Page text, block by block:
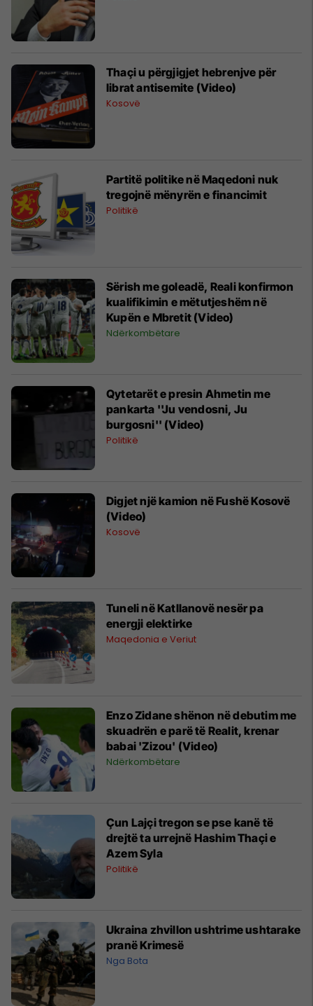
Thaçi u përgjigjet hebrenjve për
librat antisemite (Video)
Kosovë
Partitë politike në Maqedoni nuk
tregojnë mënyrën e financimit
Politikë
Sërish me goleadë, Reali konfirmon
kualifikimin e mëtutjeshëm në
Kupën e Mbretit (Video)
Ndërkombëtare
Qytetarët e presin Ahmetin me
pankarta ''Ju vendosni, Ju
burgosni'' (Video)
Politikë
Digjet një kamion në Fushë Kosovë
(Video)
Kosovë
Tuneli në Katllanovë nesër pa
energji elektirke
Maqedonia e Veriut
Enzo Zidane shënon në debutim me
skuadrën e parë të Realit, krenar
babai 'Zizou' (Video)
Ndërkombëtare
Çun Lajçi tregon se pse kanë të
drejtë ta urrejnë Hashim Thaçi e
Azem Syla
Politikë
Ukraina zhvillon ushtrime ushtarake
pranë Krimesë
Nga Bota